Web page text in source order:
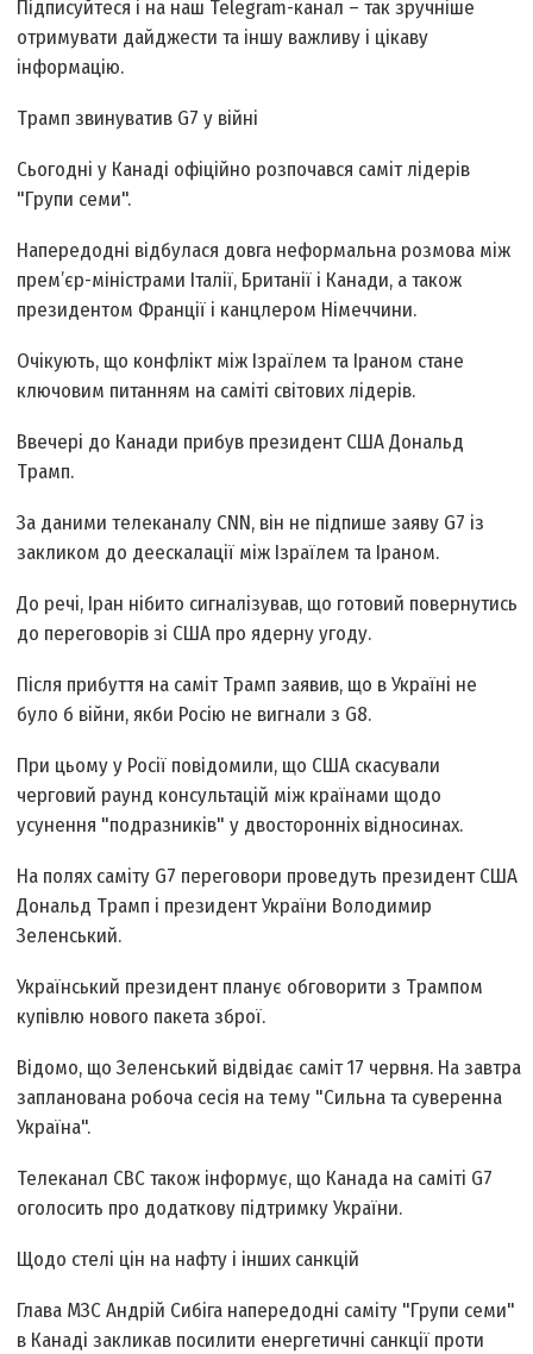
Підписуйтеся і на наш Telegram-канал – так зручніше
отримувати дайджести та іншу важливу і цікаву
інформацію.
Трамп звинуватив G7 у війні
Сьогодні у Канаді офіційно розпочався саміт лідерів
"Групи семи".
Напередодні відбулася довга неформальна розмова між
прем’єр-міністрами Італії, Британії і Канади, а також
президентом Франції і канцлером Німеччини.
Очікують, що конфлікт між Ізраїлем та Іраном стане
ключовим питанням на саміті світових лідерів.
Ввечері до Канади прибув президент США Дональд
Трамп.
За даними телеканалу CNN, він не підпише заяву G7 із
закликом до деескалації між Ізраїлем та Іраном.
До речі, Іран нібито сигналізував, що готовий повернутись
до переговорів зі США про ядерну угоду.
Після прибуття на саміт Трамп заявив, що в Україні не
було б війни, якби Росію не вигнали з G8.
При цьому у Росії повідомили, що США скасували
черговий раунд консультацій між країнами щодо
усунення "подразників" у двосторонніх відносинах.
На полях саміту G7 переговори проведуть президент США
Дональд Трамп і президент України Володимир
Зеленський.
Український президент планує обговорити з Трампом
купівлю нового пакета зброї.
Відомо, що Зеленський відвідає саміт 17 червня. На завтра
запланована робоча сесія на тему "Сильна та суверенна
Україна".
Телеканал CBC також інформує, що Канада на саміті G7
оголосить про додаткову підтримку України.
Щодо стелі цін на нафту і інших санкцій
Глава МЗС Андрій Сибіга напередодні саміту "Групи семи"
в Канаді закликав посилити енергетичні санкції проти